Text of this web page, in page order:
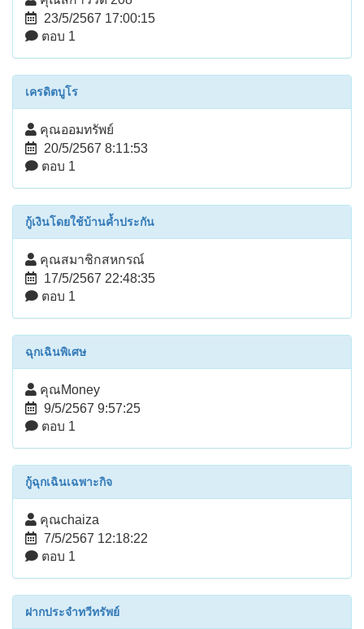
23/5/2567 17:00:15
ตอบ 1
เครดิตบูโร
คุณออมทรัพย์
20/5/2567 8:11:53
ตอบ 1
กู้เงินโดยใช้บ้านค้ำประกัน
คุณสมาชิกสหกรณ์
17/5/2567 22:48:35
ตอบ 1
ฉุกเฉินพิเศษ
คุณMoney
9/5/2567 9:57:25
ตอบ 1
กู้ฉุกเฉินเฉพาะกิจ
คุณchaiza
7/5/2567 12:18:22
ตอบ 1
ฝากประจำทวีทรัพย์